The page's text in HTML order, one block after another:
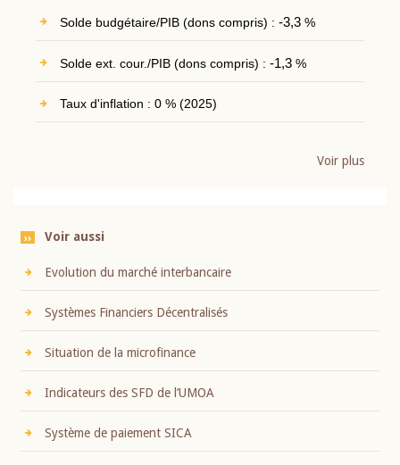
Solde budgétaire/PIB (dons compris) : -3,3%
Solde ext. cour./PIB (dons compris) : -1,3%
Taux d'inflation : 0 % (2025)
Voir plus
Voir aussi
Evolution du marché interbancaire
Systèmes Financiers Décentralisés
Situation de la microfinance
Indicateurs des SFD de l’UMOA
Système de paiement SICA